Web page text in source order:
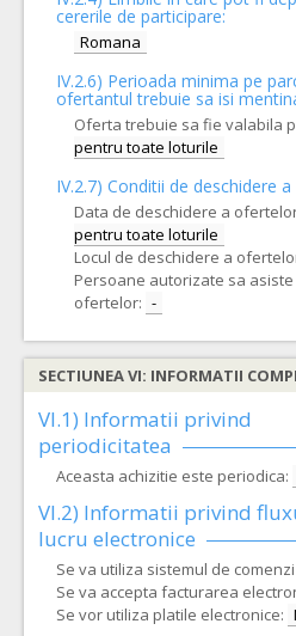
cererile de participare:
Romana
IV.2.6) Perioada minima pe
ofertantul trebuie sa isi
Oferta trebuie sa fie valabila
pentru toate loturile
IV.2.7) Conditii de deschidere
Data de deschidere a
pentru toate loturile
Locul de deschidere a
Persoane autorizate sa
ofertelor: -
SECTIUNEA VI: INFORMATII
VI.1) Informatii privind
periodicitatea
Aceasta achizitie este periodica:
VI.2) Informatii privind
lucru electronice
Se va utiliza sistemul de
Se va accepta facturarea
Se vor utiliza platile electronice: